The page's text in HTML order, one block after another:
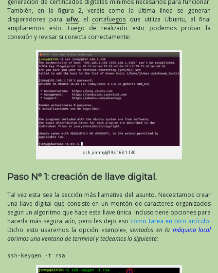
También, en la figura 2, veréis como la última línea se generan
disparadores para ufw, el cortafuegos que utiliza Ubuntu, al final
ampliaremos esto. Luego de realizado esto podemos probar la
conexión y revisar si conecta correctamente:
ssh jimmy@192.168.1.130
Paso N° 1: creación de llave digital.
Tal vez esta sea la sección más llamativa del asunto. Necesitamos crear
una llave digital que consiste en un montón de caracteres organizados
según un algoritmo que hace esta llave única. Incluso tiene opciones para
hacerla más segura aún, pero les dejo eso como tarea en otro artículo.
Dicho esto usaremos la opción «simple», sentados en la máquina local
abrimos una ventana de terminal y tecleamos lo siguiente:
ssh-keygen -t rsa